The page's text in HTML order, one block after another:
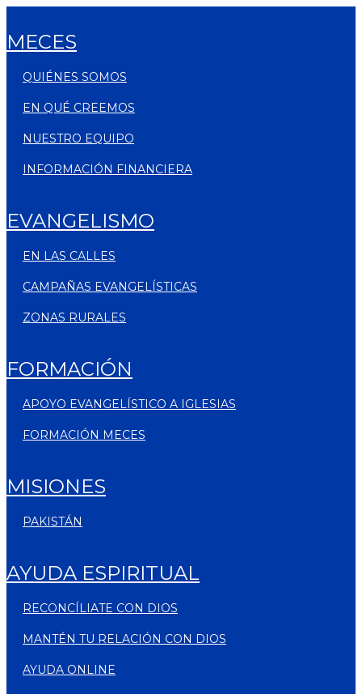
MECES
QUIÉNES SOMOS
EN QUÉ CREEMOS
NUESTRO EQUIPO
INFORMACIÓN FINANCIERA
EVANGELISMO
EN LAS CALLES
CAMPAÑAS EVANGELÍSTICAS
ZONAS RURALES
FORMACIÓN
APOYO EVANGELÍSTICO A IGLESIAS
FORMACIÓN MECES
MISIONES
PAKISTÁN
AYUDA ESPIRITUAL
RECONCÍLIATE CON DIOS
MANTÉN TU RELACIÓN CON DIOS
AYUDA ONLINE